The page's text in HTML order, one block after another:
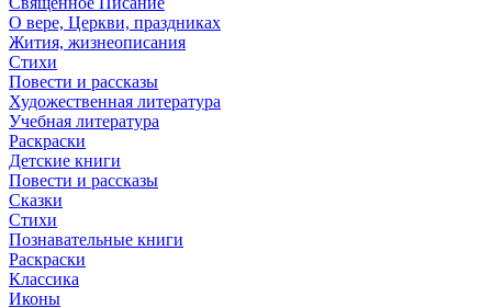
О вере, Церкви, праздниках
Жития, жизнеописания
Стихи
Повести и рассказы
Художественная литература
Учебная литература
Раскраски
Детские книги
Повести и рассказы
Сказки
Стихи
Познавательные книги
Раскраски
Классика
Иконы